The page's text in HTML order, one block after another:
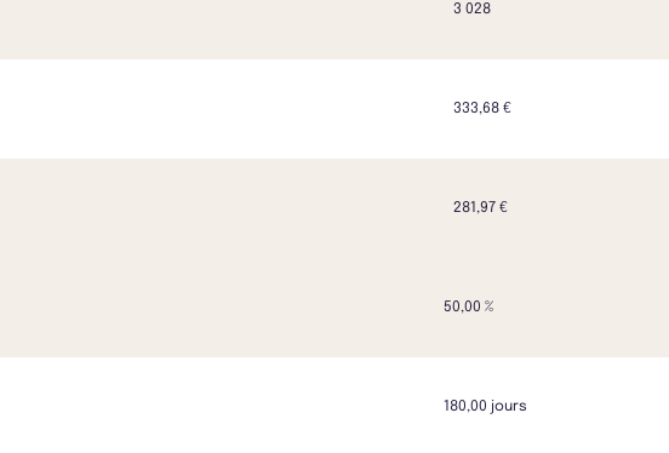
3 028
333,68 €
281,97 €
50,00 %
180,00 jours